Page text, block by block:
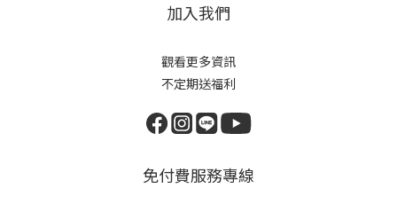
加入我們
觀看更多資訊
不定期送福利
免付費服務專線